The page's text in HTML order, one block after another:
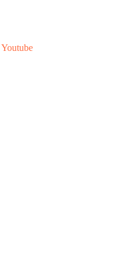
Youtube